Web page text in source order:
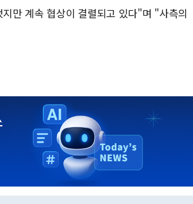
만 계속 협상이 결렬되고 있다"며 "사측의